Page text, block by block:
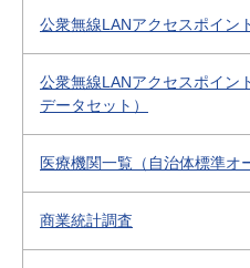
公衆無線LANアクセスポイン
公衆無線LANアクセスポイン
データセット）
医療機関一覧（自治体標準オ
商業統計調査